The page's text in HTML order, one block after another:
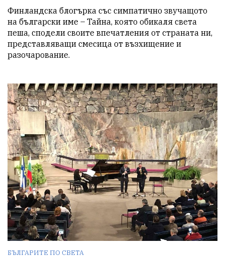
Финландска блогърка със симпатично звучащото
на български име – Тайна, която обикаля света
пеша, сподели своите впечатления от страната ни,
представляващи смесица от възхищение и
разочарование.
БЪЛГАРИТЕ ПО СВЕТА